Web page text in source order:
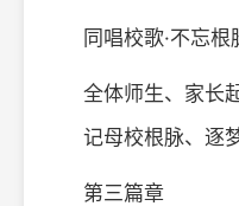
同唱校歌·不忘根
全体师生、家长
记母校根脉、逐
第三篇章